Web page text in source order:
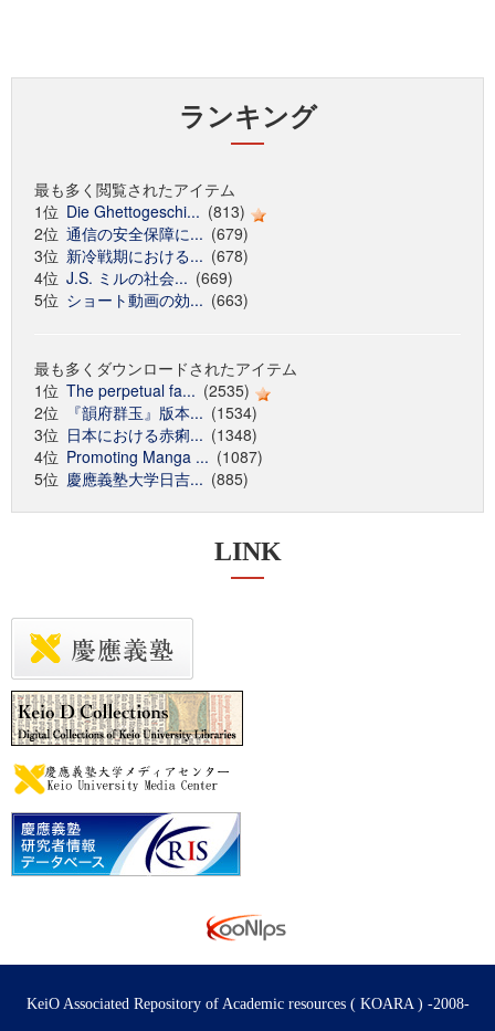
ランキング
最も多く閲覧されたアイテム
1位 Die Ghettogeschi... (813)
2位 通信の安全保障に... (679)
3位 新冷戦期における... (678)
4位 J.S. ミルの社会... (669)
5位 ショート動画の効... (663)
最も多くダウンロードされたアイテム
1位 The perpetual fa... (2535)
2位
『韻府群玉』版本... (1534)
3位 日本における赤痢... (1348)
4位 Promoting Manga ... (1087)
5位 慶應義塾大学日吉... (885)
LINK
KeiO Associated Repository of Academic resources ( KOARA ) -2008-